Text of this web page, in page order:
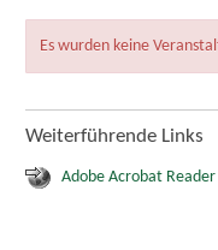
Es wurden keine
Weiterführende Links
Adobe Acrobat